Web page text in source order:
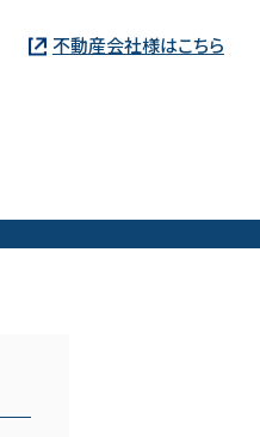
不動産会社様はこちら